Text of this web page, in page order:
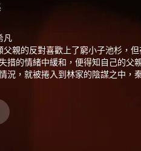
凡
親的反對喜歡上了窮小子池杉，
措的情緒中緩和，便得知自己的父
況，就被捲入到林家的陰謀之中
保護她的人。